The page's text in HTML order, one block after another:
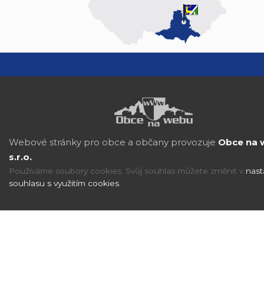
Webové stránky pro obce a občany provozuje Obce na
s.r.o.
Používáme soubory cookies. Svůj souhlas můžete změnit v
souhlasu s využitím cookies